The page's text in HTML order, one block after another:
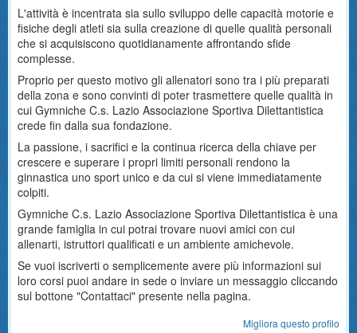
L'attività è incentrata sia sullo sviluppo delle capacità motorie e
fisiche degli atleti sia sulla creazione di quelle qualità personali
che si acquisiscono quotidianamente affrontando sfide
complesse.
Proprio per questo motivo gli allenatori sono tra i più preparati
della zona e sono convinti di poter trasmettere quelle qualità in
cui Gymniche C.s. Lazio Associazione Sportiva Dilettantistica
crede fin dalla sua fondazione.
La passione, i sacrifici e la continua ricerca della chiave per
crescere e superare i propri limiti personali rendono la
ginnastica uno sport unico e da cui si viene immediatamente
colpiti.
Gymniche C.s. Lazio Associazione Sportiva Dilettantistica è una
grande famiglia in cui potrai trovare nuovi amici con cui
allenarti, istruttori qualificati e un ambiente amichevole.
Se vuoi iscriverti o semplicemente avere più informazioni sui
loro corsi puoi andare in sede o inviare un messaggio cliccando
sul bottone "Contattaci" presente nella pagina.
Migliora questo profilo